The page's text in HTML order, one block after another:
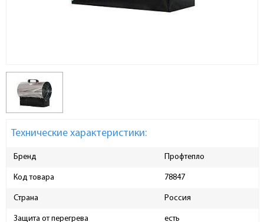
Технические характеристики:
Бренд Профтепло
Код товара 78847
Страна Россия
Защита от перегрева есть